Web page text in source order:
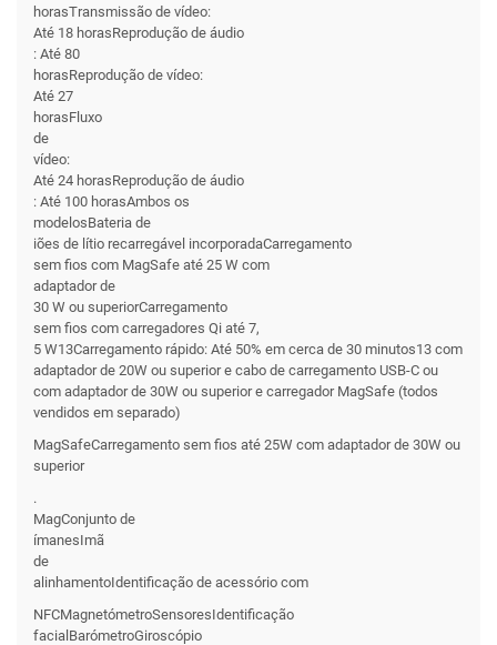
horasTransmissão de vídeo:
Até 18 horasReprodução de áudio
: Até 80
horasReprodução de vídeo:
Até 27
horasFluxo
de
vídeo:
Até 24 horasReprodução de áudio
: Até 100 horasAmbos os
modelosBateria de
iões de lítio recarregável incorporadaCarregamento
sem fios com MagSafe até 25 W com
adaptador de
30 W ou superiorCarregamento
sem fios com carregadores Qi até 7,
5 W13Carregamento rápido: Até 50% em cerca de 30 minutos13 com
adaptador de 20W ou superior e cabo de carregamento USB-C ou
com adaptador de 30W ou superior e carregador MagSafe (todos
vendidos em separado)
MagSafeCarregamento sem fios até 25W com adaptador de 30W ou
superior
.
MagConjunto de
ímanesImã
de
alinhamentoIdentificação de acessório com
NFCMagnetómetroSensoresIdentificação
facialBarómetroGiroscópio